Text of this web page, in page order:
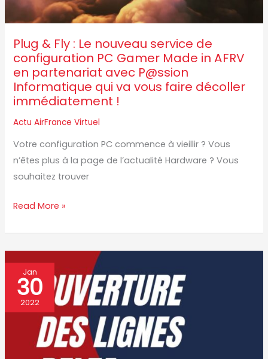
Plug & Fly : Le nouveau service de
configuration PC Gamer Made in AFRV
en partenariat avec P@ssion
Informatique qui va vous faire décoller
immédiatement !
Actu AirFrance Virtuel
Votre configuration PC commence à vieillir ? Vous
n’êtes plus à la page de l’actualité Hardware ? Vous
souhaitez trouver
de
configuration
PC
Gamer
Made
in
AFRV
en
partenariat
avec
P@ssion
qui
vous
faire
décoller
immédiatement
Read More »
Jan
30
2022
AirFrance
Virtuel
ouvre
codeshares